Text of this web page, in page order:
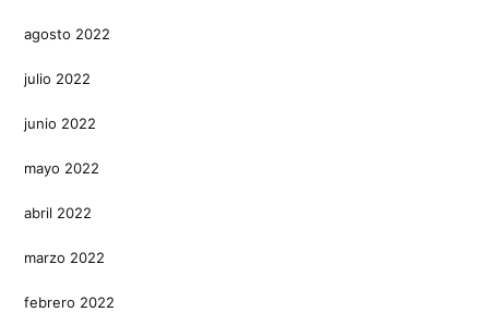
agosto 2022
julio 2022
junio 2022
mayo 2022
abril 2022
marzo 2022
febrero 2022